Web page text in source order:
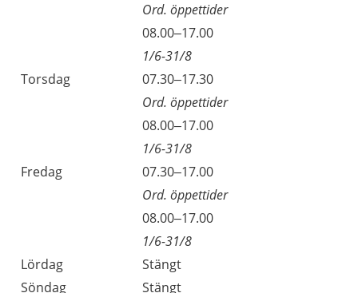
Ord. öppettider
08.00–17.00
1/6-31/8
Torsdag
07.30–17.30
Ord. öppettider
08.00–17.00
1/6-31/8
Fredag
07.30–17.00
Ord. öppettider
08.00–17.00
1/6-31/8
Lördag
Stängt
Söndag
Stängt